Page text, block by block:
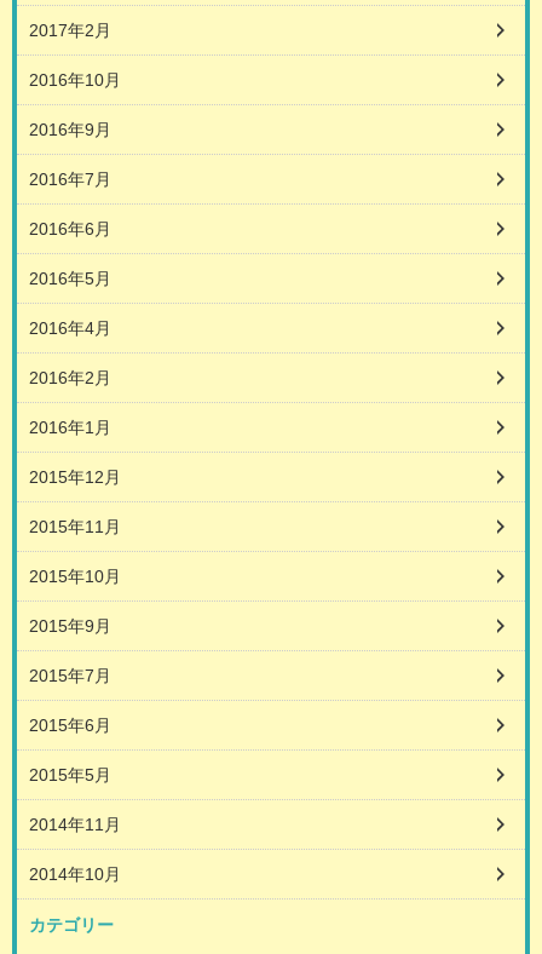
2017年2月
2016年10月
2016年9月
2016年7月
2016年6月
2016年5月
2016年4月
2016年2月
2016年1月
2015年12月
2015年11月
2015年10月
2015年9月
2015年7月
2015年6月
2015年5月
2014年11月
2014年10月
カテゴリー